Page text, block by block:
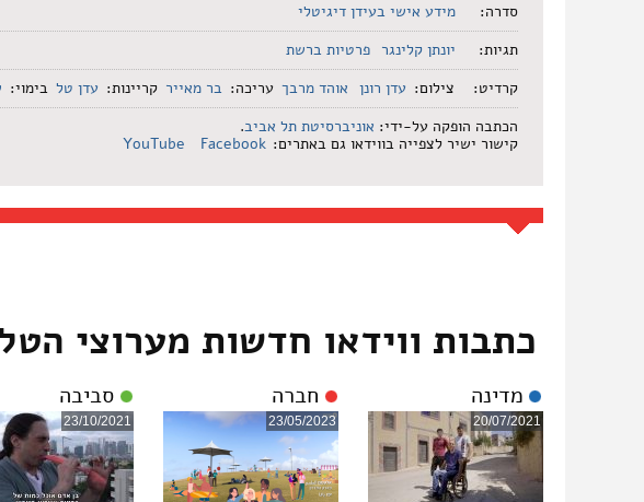
סדרה:
מידע אישי בעידן דיגיטלי
תגיות:
יונתן קלינגר פרטיות ברשת
קרדיט:
צילום: עדן‌ ‌רונן‌ אוהד מרבך עריכה: בר מאייר קריינות: עדן‌ ‌טל‌ בימוי:
הכתבה הופקה על-ידי: אוניברסיטת תל אביב.
קישור ישיר לצפייה בווידאו גם באתרים:
YouTube Facebook
כתבות ווידאו חדשות מערוצי
מדינה
20/07/2021
חברה
23/05/2023
סביבה
23/10/2021